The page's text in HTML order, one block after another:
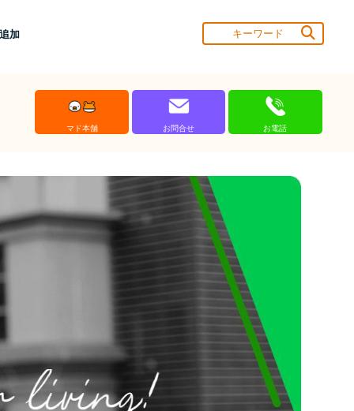
加
マド本舗 お問合せ お電話